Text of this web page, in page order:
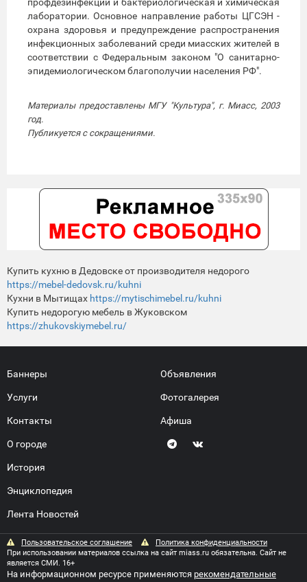
лаборатории. Основное направление работы ЦГСЭН -
охрана здоровья и предупреждение распространения
инфекционных заболеваний среди миасских жителей в
соответствии с Федеральным законом "О санитарно-
эпидемиологическом благополучии населения РФ".
Материалы предоставлены МГУ "Культура", г. Миасс, 2003
год.
Публикуется с сокращениями.
Купить кухню в Дедовске от производителя недорого
https://mebel-dedovsk.ru/kuhni
Кухни в Мытищах https://mytischimebel.ru/kuhni
Купить недорогую мебель в Жуковском
https://zhukovskiymebel.ru/
Баннеры
Услуги
Контакты
О городе
История
Энциклопедия
Лента Новостей
Объявления
Фотогалерея
Афиша
Пользовательское соглашение
Политика конфиденциальности
При использовании материалов ссылка на сайт miass.ru обязательна. Сайт не
является СМИ. 16+
На информационном ресурсе применяются рекомендательные